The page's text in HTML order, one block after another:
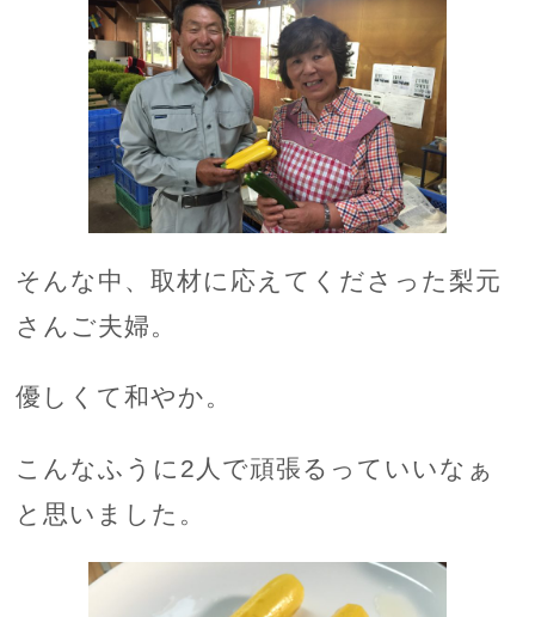
そんな中、取材に応えてくださった梨元
さんご夫婦。
優しくて和やか。
こんなふうに2人で頑張るっていいなぁ
と思いました。